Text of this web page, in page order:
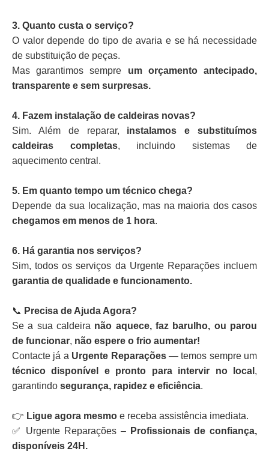
3. Quanto custa o serviço?
O valor depende do tipo de avaria e se há necessidade
de substituição de peças.
Mas garantimos sempre um orçamento antecipado,
transparente e sem surpresas.
4. Fazem instalação de caldeiras novas?
Sim. Além de reparar, instalamos e substituímos
caldeiras completas, incluindo sistemas de
aquecimento central.
5. Em quanto tempo um técnico chega?
Depende da sua localização, mas na maioria dos casos
chegamos em menos de 1 hora.
6. Há garantia nos serviços?
Sim, todos os serviços da Urgente Reparações incluem
garantia de qualidade e funcionamento.
📞 Precisa de Ajuda Agora?
Se a sua caldeira não aquece, faz barulho, ou parou
de funcionar, não espere o frio aumentar!
Contacte já a Urgente Reparações— temos sempre um
técnico disponível e pronto para intervir no local ,
garantindo segurança, rapidez e eficiência.
👉 Ligue agora mesmo e receba assistência imediata.
✅ Urgente Reparações – Profissionais de confiança,
disponíveis 24H.